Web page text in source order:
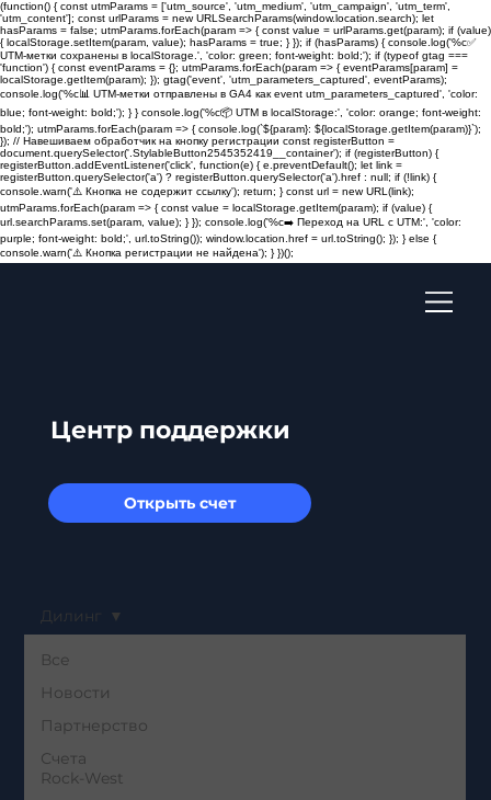
(function() { const utmParams = ['utm_source', 'utm_medium', 'utm_campaign', 'utm_term',
'utm_content']; const urlParams = new URLSearchParams(window.location.search); let
hasParams = false; utmParams.forEach(param => { const value = urlParams.get(param); if (value)
{ localStorage.setItem(param, value); hasParams = true; } }); if (hasParams) { console.log('%c✅
UTM-метки сохранены в localStorage.', 'color: green; font-weight: bold;'); if (typeof gtag ===
'function') { const eventParams = {}; utmParams.forEach(param => { eventParams[param] =
localStorage.getItem(param); }); gtag('event', 'utm_parameters_captured', eventParams);
console.log('%c📊 UTM-метки отправлены в GA4 как event utm_parameters_captured', 'color:
blue; font-weight: bold;'); } } console.log('%c📦 UTM в localStorage:', 'color: orange; font-weight:
bold;'); utmParams.forEach(param => { console.log(`${param}: ${localStorage.getItem(param)}`);
}); // Навешиваем обработчик на кнопку регистрации const registerButton =
document.querySelector('.StylableButton2545352419__container'); if (registerButton) {
registerButton.addEventListener('click', function(e) { e.preventDefault(); let link =
registerButton.querySelector('a') ? registerButton.querySelector('a').href : null; if (!link) {
console.warn('⚠️ Кнопка не содержит ссылку'); return; } const url = new URL(link);
utmParams.forEach(param => { const value = localStorage.getItem(param); if (value) {
url.searchParams.set(param, value); } }); console.log('%c➡️ Переход на URL с UTM:', 'color:
purple; font-weight: bold;', url.toString()); window.location.href = url.toString(); }); } else {
console.warn('⚠️ Кнопка регистрации не найдена'); } })();
Центр поддержки
Открыть счет
Все
Новости
Партнерство
Счета
Rock-West
Дилинг